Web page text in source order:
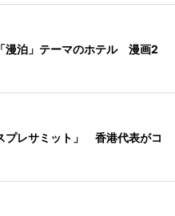
漫泊」テーマのホテル 漫画2
プレサミット」 香港代表がコ